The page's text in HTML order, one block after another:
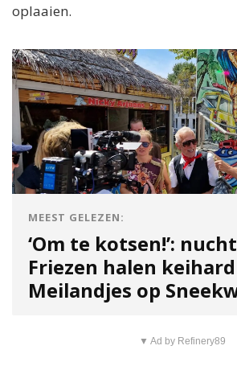
oplaaien.
MEEST GELEZEN:
‘Om te kotsen!’:
Friezen halen
Meilandjes op
▼ Ad by Refinery89